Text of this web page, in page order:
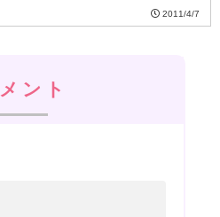
2011/4/7
ント